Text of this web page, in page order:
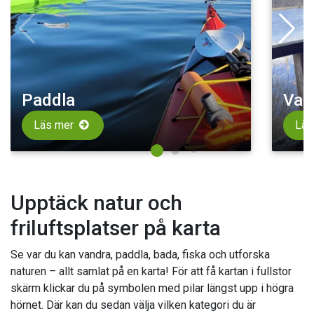
Paddla
Läs mer
Upptäck natur och
friluftsplatser på karta
Se var du kan vandra, paddla, bada, fiska och utforska
naturen – allt samlat på en karta! För att få kartan i fullstor
skärm klickar du på symbolen med pilar längst upp i högra
hörnet. Där kan du sedan välja vilken kategori du är